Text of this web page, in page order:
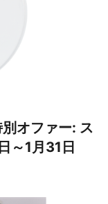
オファー: ス
～1月31日